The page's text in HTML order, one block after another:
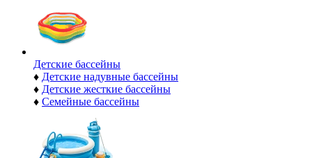
Детские бассейны
♦ Детские надувные бассейны
♦ Детские жесткие бассейны
♦ Семейные бассейны